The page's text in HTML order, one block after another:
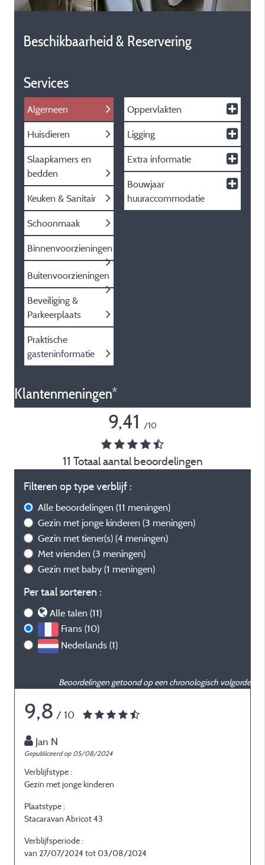
Beschikbaarheid & Reservering
Services
Algemeen
Huisdieren
Slaapkamers en
bedden
Keuken & Sanitair
Schoonmaak
Binnenvoorzieningen
Buitenvoorzieningen
Beveiliging &
Parkeerplaats
Praktische
gasteninformatie
Oppervlakten
Ligging
Extra informatie
Bouwjaar
huuraccommodatie
Klantenmeningen*
9,41 /10
11 Totaal aantal beoordelingen
Filteren op type verblijf :
Alle beoordelingen (11 meningen)
Gezin met jonge kinderen (3 meningen)
Gezin met tiener(s) (4 meningen)
Met vrienden (3 meningen)
Gezin met baby (1 meningen)
Per taal sorteren :
Alle talen (11)
Frans (10)
Nederlands (1)
Beoordelingen getoond op een chronologisch volgorde
9,8 / 10
Jan N
Gepubliceerd op 05/08/2024
Verblijfstype :
Gezin met jonge kinderen
Plaatstype :
Stacaravan Abricot 43
Verblijfsperiode :
van 27/07/2024 tot 03/08/2024